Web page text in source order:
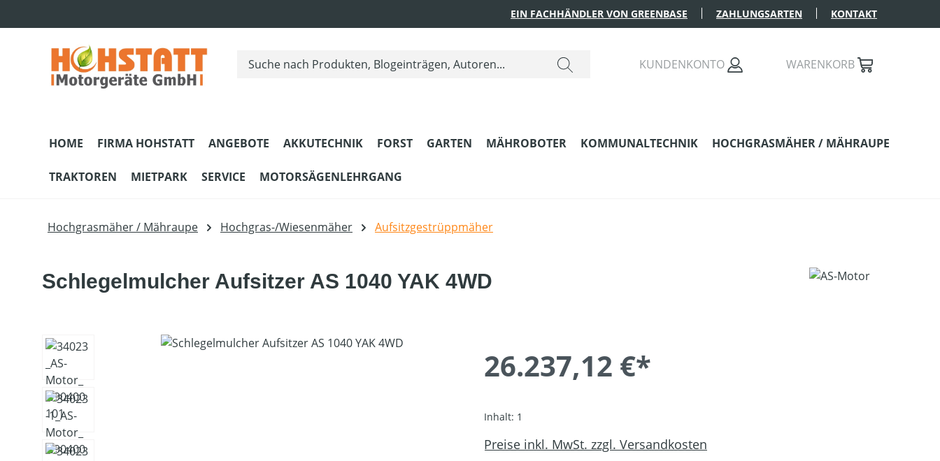
EIN FACHHÄNDLER VON GREENBASE ZAHLUNGSARTEN KONTAKT
KUNDENKONTO WARENKORB
HOME FIRMA HOHSTATT ANGEBOTE AKKUTECHNIK FORST GARTEN MÄHROBOTER KOMMUNALTECHNIK HOCHGRASMÄHER / MÄHRAUPE
TRAKTOREN MIETPARK SERVICE MOTORSÄGENLEHRGANG
Hochgrasmäher / Mähraupe Hochgras-/Wiesenmäher Aufsitzgestrüppmäher
Schlegelmulcher Aufsitzer AS 1040 YAK 4WD
Bildergalerie überspringen
26.237,12 €*
Inhalt: 1
Preise inkl. MwSt. zzgl. Versandkosten